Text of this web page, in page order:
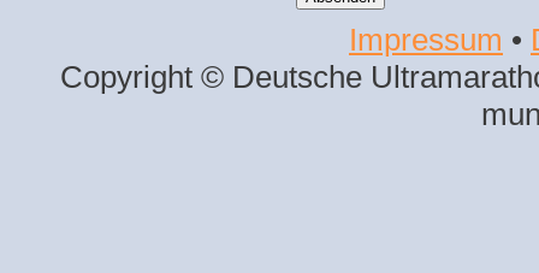
Impressum •
Copyright © Deutsche